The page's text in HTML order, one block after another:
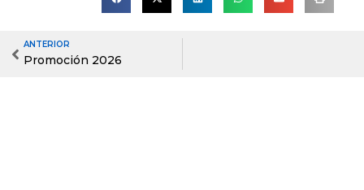
Prev
ANTERIOR
Promoción 2026